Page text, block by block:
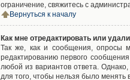
ограничение, свяжитесь с
Вернуться к началу
Как мне отредактировать или
Так же, как и сообщения, опросы
редактированию первого
любой из вариантов ответа.
для того, чтобы нельзя было менять